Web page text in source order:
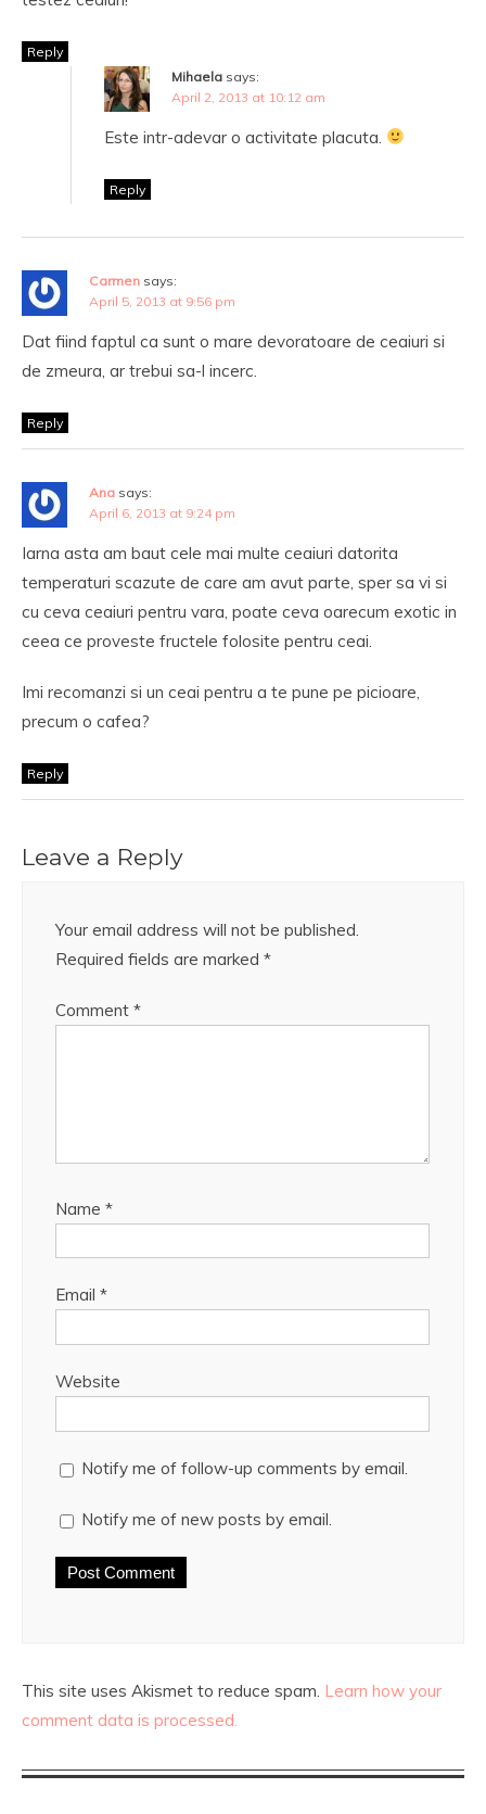
Reply
Mihaela says:
April 2, 2013 at 10:12 am
Este intr-adevar o activitate placuta.
Reply
Carmen says:
April 5, 2013 at 9:56 pm
Dat fiind faptul ca sunt o mare devoratoare de ceaiuri si
de zmeura, ar trebui sa-l incerc.
Reply
Ana says:
April 6, 2013 at 9:24 pm
Iarna asta am baut cele mai multe ceaiuri datorita
temperaturi scazute de care am avut parte, sper sa vi si
cu ceva ceaiuri pentru vara, poate ceva oarecum exotic in
ceea ce proveste fructele folosite pentru ceai.
Imi recomanzi si un ceai pentru a te pune pe picioare,
precum o cafea?
Reply
Leave a Reply
Your email address will not be published.
Required fields are marked *
Comment *
Name *
Email *
Website
Notify me of follow-up comments by email.
Notify me of new posts by email.
This site uses Akismet to reduce spam. Learn how your
comment data is processed.